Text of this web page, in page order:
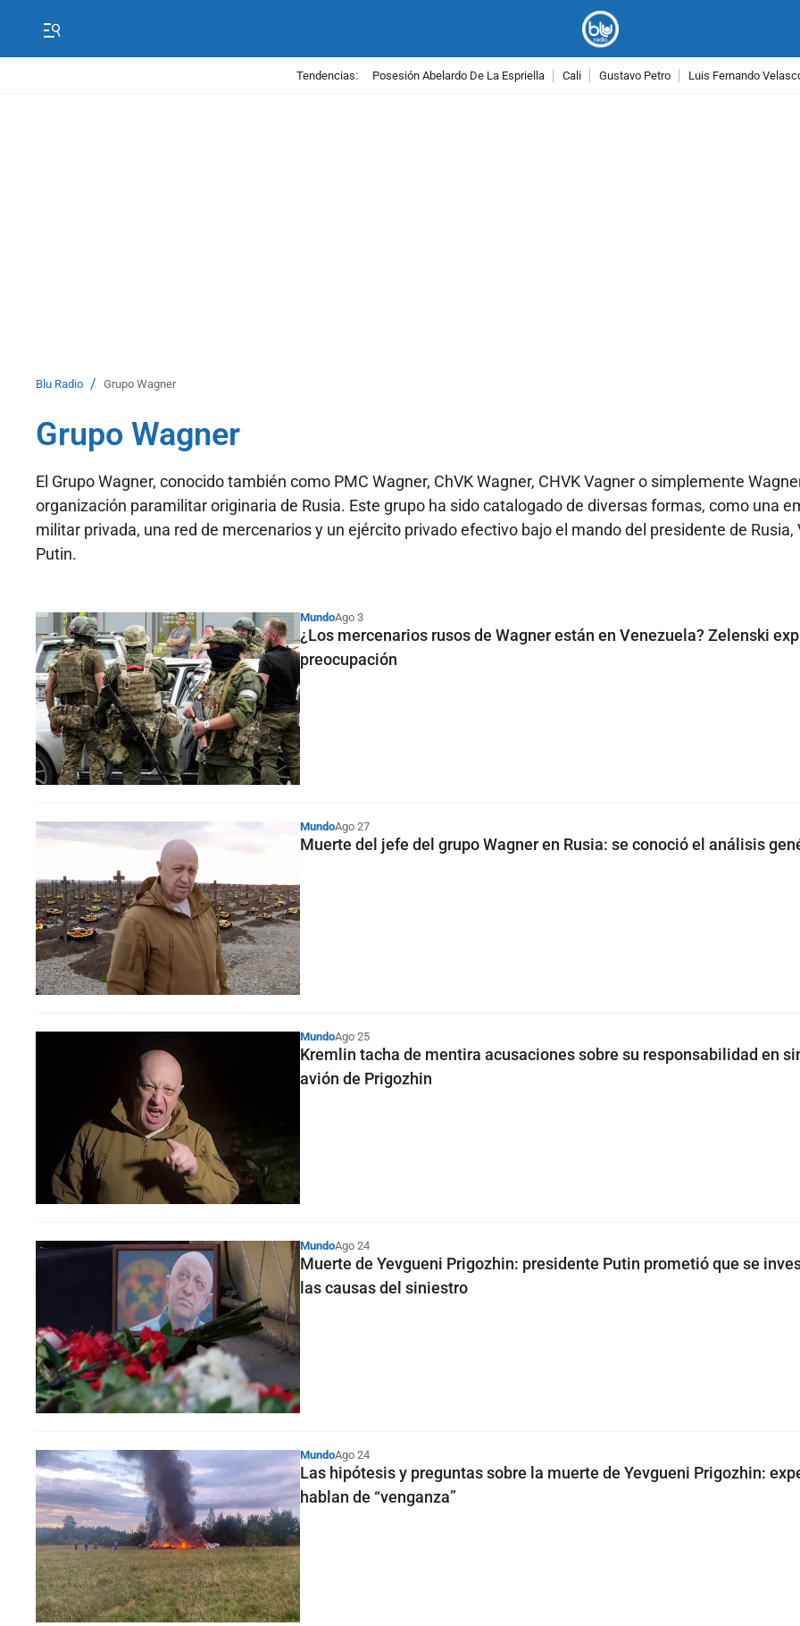
Tendencias: Posesión Abelardo De La Espriella Cali Gustavo Petro Luis Fernando
Blu Radio / Grupo Wagner
Grupo Wagner
El Grupo Wagner, conocido también como PMC Wagner, ChVK Wagner, CHVK Vagner o simplemente
organización paramilitar originaria de Rusia. Este grupo ha sido catalogado de diversas formas, como una
militar privada, una red de mercenarios y un ejército privado efectivo bajo el mando del presidente de Rusia,
Putin.
MundoAgo 3
¿Los mercenarios rusos de Wagner están en Venezuela? Zelenski
preocupación
MundoAgo 27
Muerte del jefe del grupo Wagner en Rusia: se conoció el análisis
MundoAgo 25
Kremlin tacha de mentira acusaciones sobre su responsabilidad en
avión de Prigozhin
MundoAgo 24
Muerte de Yevgueni Prigozhin: presidente Putin prometió que se
las causas del siniestro
MundoAgo 24
Las hipótesis y preguntas sobre la muerte de Yevgueni Prigozhin:
hablan de “venganza”